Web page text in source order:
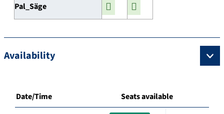
Pal_Säge
Availability
Date/Time Seats available